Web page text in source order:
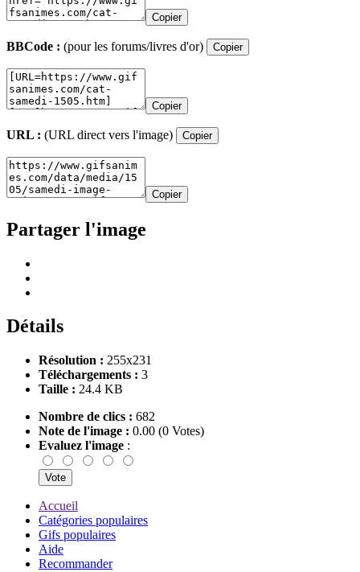
Copier
BBCode : (pour les forums/livres d'or) Copier
Copier
URL : (URL direct vers l'image) Copier
Copier
Partager l'image
Détails
Résolution : 255x231
Téléchargements : 3
Taille : 24.4 KB
Nombre de clics : 682
Note de l'image : 0.00 (0 Votes)
Evaluez l'image :
Accueil
Catégories populaires
Gifs populaires
Aide
Recommander